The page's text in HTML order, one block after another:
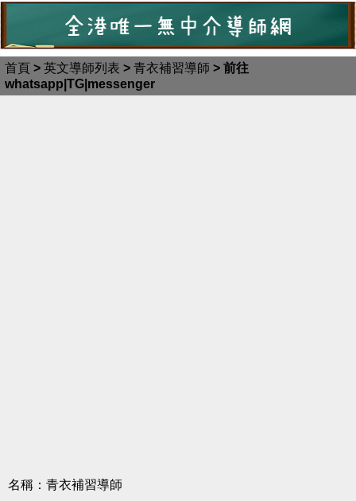
首頁 > 英文導師列表 > 青衣補習導師 > 前往
whatsapp|TG|messenger
名稱：青衣補習導師